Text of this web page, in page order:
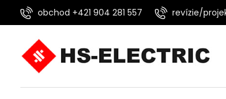
obchod +421 904 281 557 revízie/